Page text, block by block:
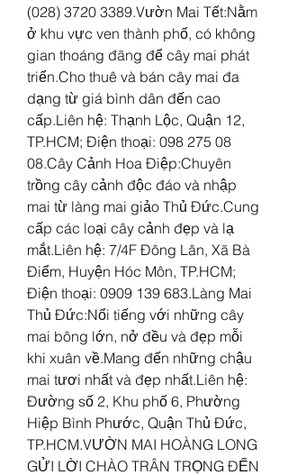
(028) 3720 3389.Vườn Mai Tết:Nằm
ở khu vực ven thành phố, có không
gian thoáng đãng để cây mai phát
triển.Cho thuê và bán cây mai đa
dạng từ giá bình dân đến cao
cấp.Liên hệ: Thạnh Lộc, Quận 12,
TP.HCM; Điện thoại: 098 275 08
08.Cây Cảnh Hoa Điệp:Chuyên
trồng cây cảnh độc đáo và nhập
mai từ làng mai giảo Thủ Đức.Cung
cấp các loại cây cảnh đẹp và lạ
mắt.Liên hệ: 7/4F Đông Lân, Xã Bà
Điểm, Huyện Hóc Môn, TP.HCM;
Điện thoại: 0909 139 683.Làng Mai
Thủ Đức:Nổi tiếng với những cây
mai bông lớn, nở đều và đẹp mỗi
khi xuân về.Mang đến những chậu
mai tươi nhất và đẹp nhất.Liên hệ:
Đường số 2, Khu phố 6, Phường
Hiệp Bình Phước, Quận Thủ Đức,
TP.HCM.VƯỜN MAI HOÀNG LONG
GỬI LỜI CHÀO TRÂN TRỌNG ĐẾN